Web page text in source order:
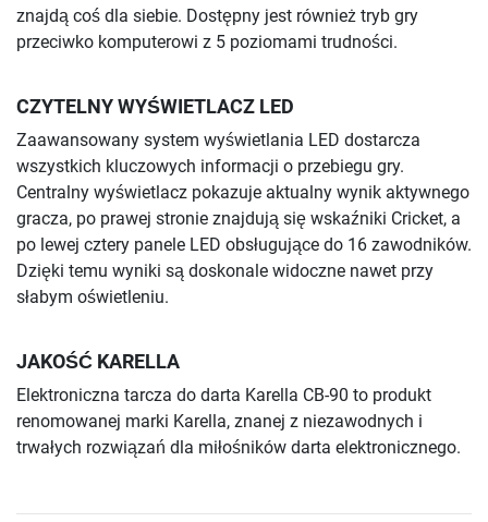
znajdą coś dla siebie. Dostępny jest również tryb gry
przeciwko komputerowi z 5 poziomami trudności.
CZYTELNY WYŚWIETLACZ LED
Zaawansowany system wyświetlania LED dostarcza
wszystkich kluczowych informacji o przebiegu gry.
Centralny wyświetlacz pokazuje aktualny wynik aktywnego
gracza, po prawej stronie znajdują się wskaźniki Cricket, a
po lewej cztery panele LED obsługujące do 16 zawodników.
Dzięki temu wyniki są doskonale widoczne nawet przy
słabym oświetleniu.
JAKOŚĆ KARELLA
Elektroniczna tarcza do darta Karella CB-90 to produkt
renomowanej marki Karella, znanej z niezawodnych i
trwałych rozwiązań dla miłośników darta elektronicznego.